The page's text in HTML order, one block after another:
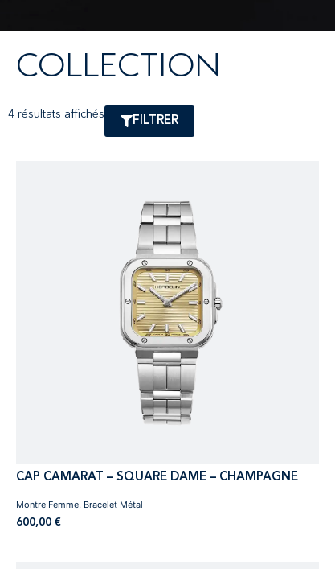
COLLECTION
4 résultats affichés
FILTRER
CAP CAMARAT – SQUARE DAME – CHAMPAGNE
600,00 €
Montre Femme, Bracelet Métal